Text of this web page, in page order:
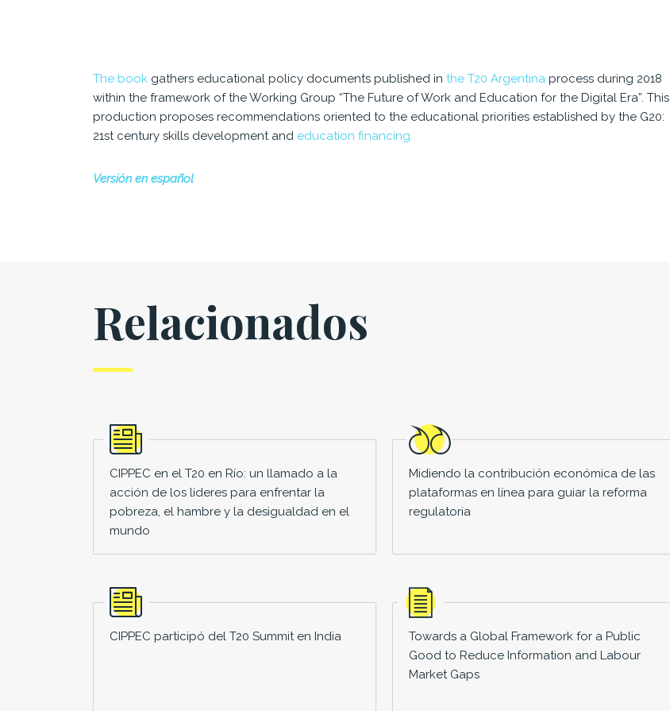
The book gathers educational policy documents published in the T20 Argentina process during 2018
within the framework of the Working Group “The Future of Work and Education for the Digital Era”. This
production proposes recommendations oriented to the educational priorities established by the G20:
21st century skills development and education financing.
Versión en español
Relacionados
CIPPEC en el T20 en Río: un llamado a la
acción de los líderes para enfrentar la
pobreza, el hambre y la desigualdad en el
mundo
Midiendo la contribución económica de las
plataformas en línea para guiar la reforma
regulatoria
CIPPEC participó del T20 Summit en India
Towards a Global Framework for a Public
Good to Reduce Information and Labour
Market Gaps